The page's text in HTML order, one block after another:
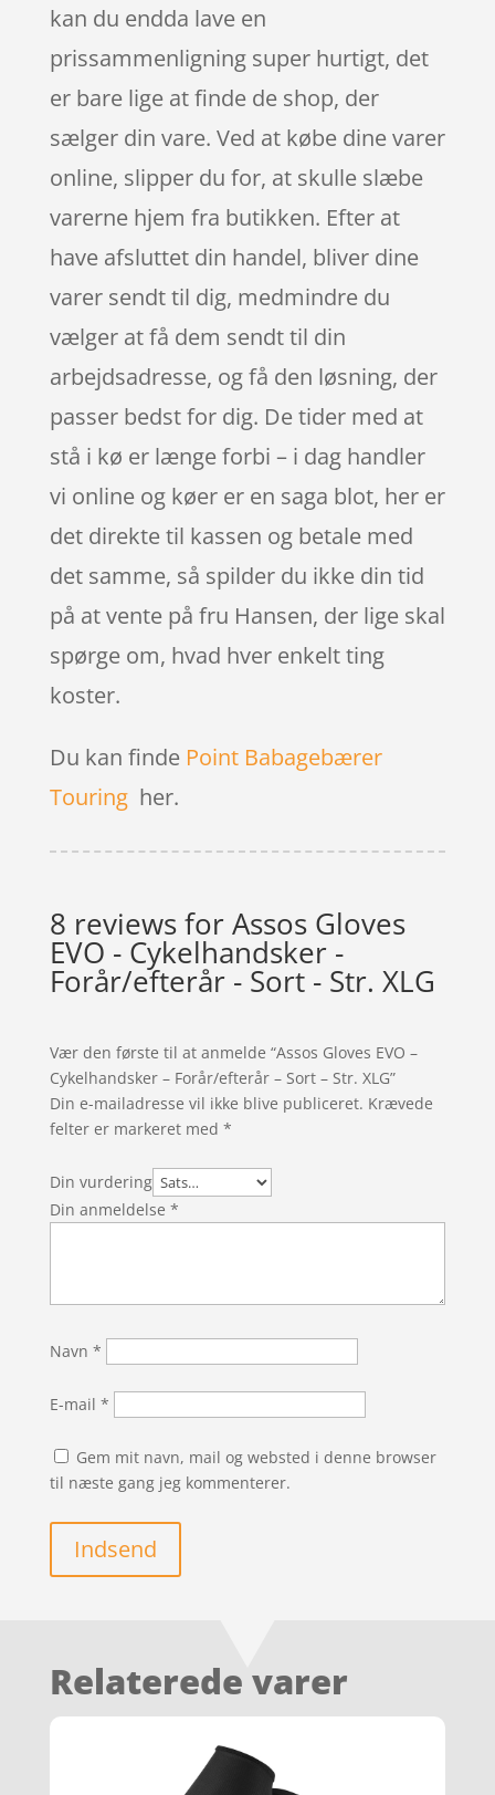
kan du endda lave en
prissammenligning super hurtigt, det
er bare lige at finde de shop, der
sælger din vare. Ved at købe dine varer
online, slipper du for, at skulle slæbe
varerne hjem fra butikken. Efter at
have afsluttet din handel, bliver dine
varer sendt til dig, medmindre du
vælger at få dem sendt til din
arbejdsadresse, og få den løsning, der
passer bedst for dig. De tider med at
stå i kø er længe forbi – i dag handler
vi online og køer er en saga blot, her er
det direkte til kassen og betale med
det samme, så spilder du ikke din tid
på at vente på fru Hansen, der lige skal
spørge om, hvad hver enkelt ting
koster.
Du kan finde Point Babagebærer
Touringher.
8 reviews forAssos Gloves
EVO - Cykelhandsker -
Forår/efterår - Sort - Str. XLG
Vær den første til at anmelde “Assos Gloves EVO –
Cykelhandsker – Forår/efterår – Sort – Str. XLG”
Din e-mailadresse vil ikke blive publiceret. Krævede
felter er markeret med *
Din vurdering
Din anmeldelse *
Navn *
E-mail *
Gem mit navn, mail og websted i denne browser
til næste gang jeg kommenterer.
Indsend
Relaterede varer